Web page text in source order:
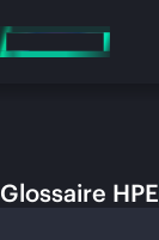
au
contenu
Glossaire HPE